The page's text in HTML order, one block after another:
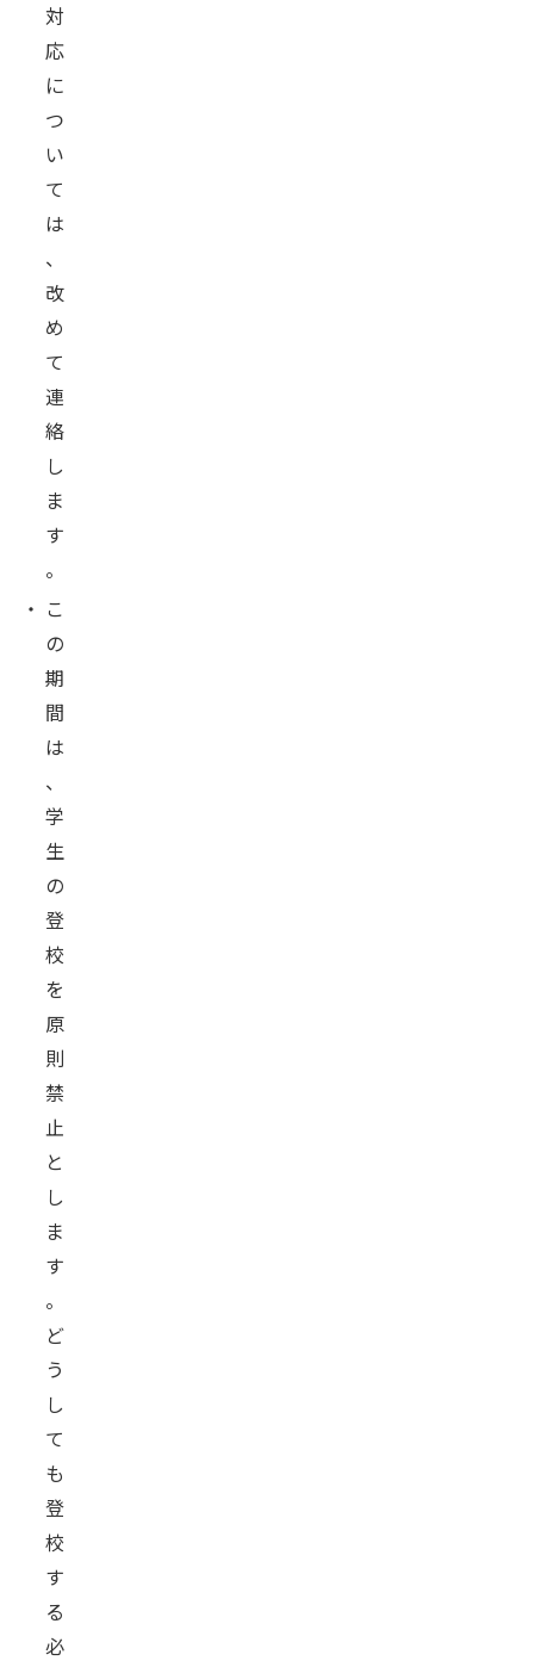
対
応
に
つ
い
て
は
、
改
め
て
連
絡
し
ま
す
。
・ こ
の
期
間
は
、
学
生
の
登
校
を
原
則
禁
止
と
し
ま
す
。
ど
う
し
て
も
登
校
す
る
必